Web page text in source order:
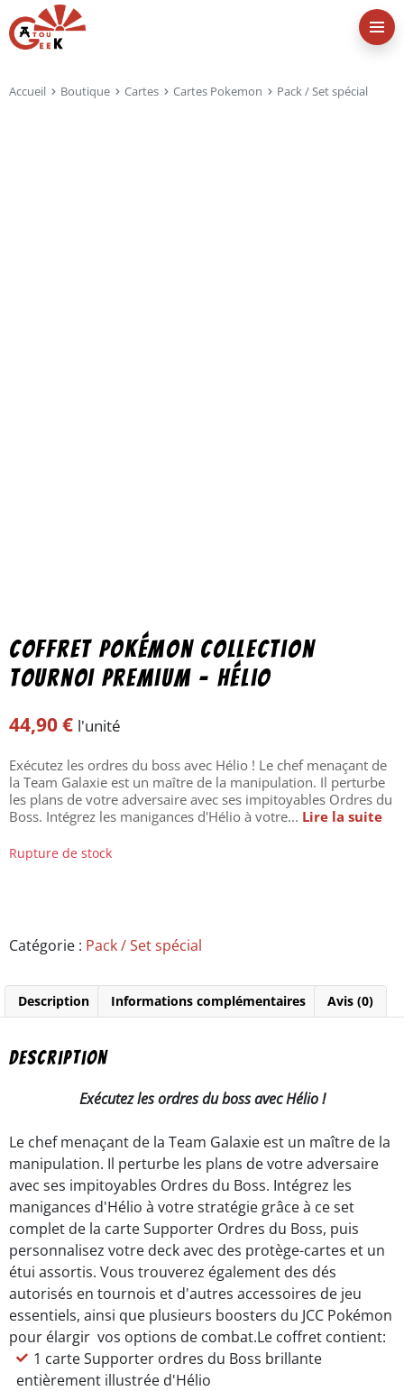
Accueil Boutique Cartes Cartes Pokemon Pack / Set spécial
Coffret Pokémon collection
Tournoi Premium – Hélio
44,90€ l'unité
Exécutez les ordres du boss avec Hélio ! Le chef menaçant de
la Team Galaxie est un maître de la manipulation. Il perturbe
les plans de votre adversaire avec ses impitoyables Ordres du
Boss. Intégrez les manigances d'Hélio à votre... Lire la suite
Rupture de stock
Catégorie : Pack / Set spécial
Description Informations complémentaires Avis (0)
Description
Exécutez les ordres du boss avec Hélio !
Le chef menaçant de la Team Galaxie est un maître de la
manipulation. Il perturbe les plans de votre adversaire
avec ses impitoyables Ordres du Boss. Intégrez les
manigances d'Hélio à votre stratégie grâce à ce set
complet de la carte Supporter Ordres du Boss, puis
personnalisez votre deck avec des protège-cartes et un
étui assortis. Vous trouverez également des dés
autorisés en tournois et d'autres accessoires de jeu
essentiels, ainsi que plusieurs boosters du JCC Pokémon
pour élargir vos options de combat.Le coffret contient:
1 carte Supporter ordres du Boss brillante
entièrement illustrée d'Hélio